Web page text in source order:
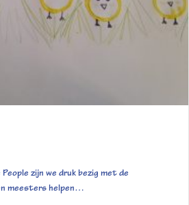
zijn we druk bezig met de
meesters helpen…